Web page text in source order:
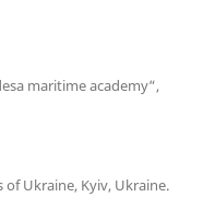
maritime academy“,
of Ukraine, Kyiv, Ukraine.